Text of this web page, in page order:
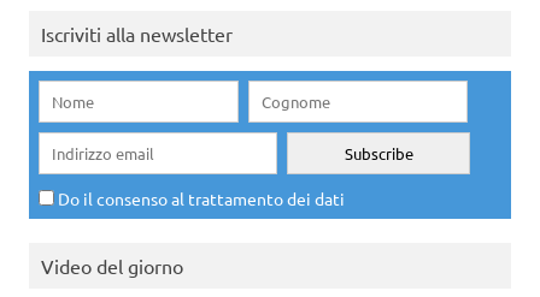
Iscriviti alla newsletter
Do il consenso al trattamento dei dati
Video del giorno